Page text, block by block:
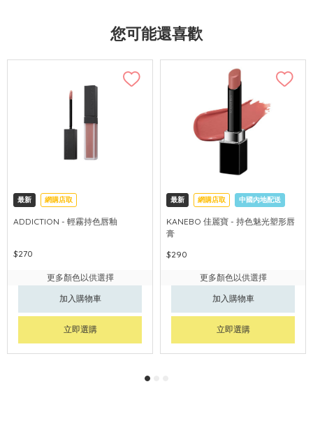
您可能還喜歡
最新 網購店取
ADDICTION - 輕霧持色唇釉
$270
更多顏色以供選擇
加入購物車
立即選購
最新 網購店取 中國內地配送
KANEBO 佳麗寶 - 持色魅光塑形唇
膏
$290
更多顏色以供選擇
加入購物車
立即選購